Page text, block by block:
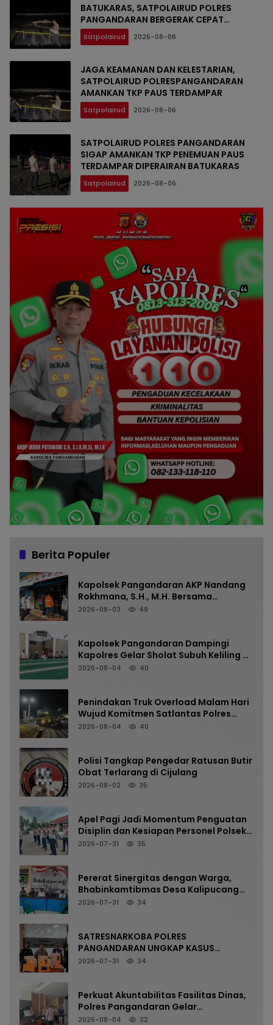
BATUKARAS, SATPOLAIRUD POLRES
PANGANDARAN BERGERAK CEPAT
AMANKAN LOKASI
Satpolairud 2026-08-06
JAGA KEAMANAN DAN KELESTARIAN,
SATPOLAIRUD POLRESPANGANDARAN
AMANKAN TKP PAUS TERDAMPAR
Satpolairud 2026-08-06
SATPOLAIRUD POLRES PANGANDARAN
SIGAP AMANKAN TKP PENEMUAN PAUS
TERDAMPAR DIPERAIRAN BATUKARAS
Satpolairud 2026-08-06
Berita Populer
Kapolsek Pangandaran AKP Nandang
Rokhmana, S.H., M.H. Bersama
Anggota Cek TKP Kebakaran Ruko
2026-08-03 49
Kapolsek Pangandaran Dampingi
Kapolres Gelar Sholat Subuh Keliling di
Masjid Jami Al-Furqon, Pererat
2026-08-04 40
Penindakan Truk Overload Malam Hari
Wujud Komitmen Satlantas Polres
Pangandaran Menjaga Keselamatan
2026-08-04 40
Polisi Tangkap Pengedar Ratusan Butir
Obat Terlarang di Cijulang
2026-08-02 35
Apel Pagi Jadi Momentum Penguatan
Disiplin dan Kesiapan Personel Polsek
Kalipucang
2026-07-31 35
Pererat Sinergitas dengan Warga,
Bhabinkamtibmas Desa Kalipucang
Ikuti Rangkaian Milangkala Desa ke-
2026-07-31 34
SATRESNARKOBA POLRES
PANGANDARAN UNGKAP KASUS
NARKOTIKA MELALUI PRESS RELEASE
2026-07-31 34
Perkuat Akuntabilitas Fasilitas Dinas,
Polres Pangandaran Gelar
Pemeriksaan Senpi Berkala
2026-08-04 32